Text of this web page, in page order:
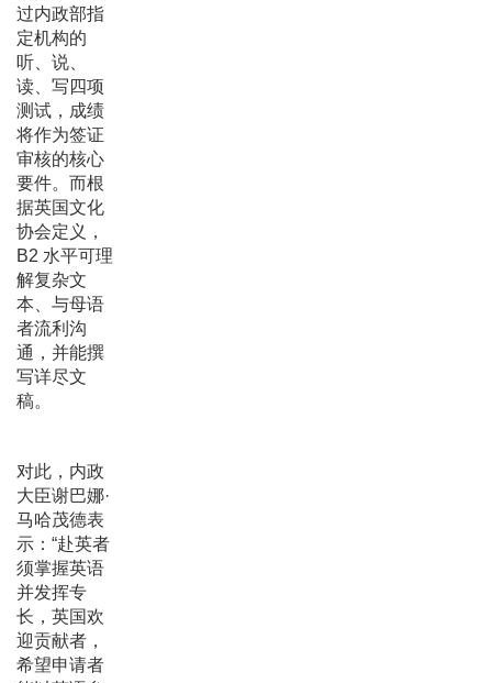
过内政部指
定机构的
听、说、
读、写四项
测试，成绩
将作为签证
审核的核心
要件。而根
据英国文化
协会定义，
B2 水平可理
解复杂文
本、与母语
者流利沟
通，并能撰
写详尽文
稿。
对此，内政
大臣谢巴娜·
马哈茂德表
示：“赴英者
须掌握英语
并发挥专
长，英国欢
迎贡献者，
希望申请者